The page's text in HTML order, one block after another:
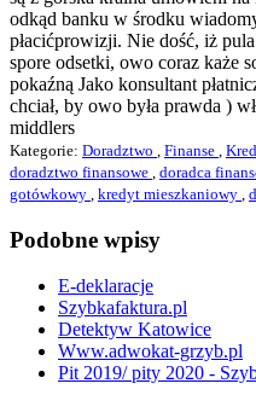
odkąd banku w środku
płacićprowizji. Nie dość, iż
spore odsetki, owo coraz każe
pokaźną Jako konsultant
chciał, by owo była prawda )
middlers
Kategorie: Doradztwo Finanse
doradztwo finansowe doradca
gotówkowy kredyt mieszkaniowy
Podobne wpisy
E-deklaracje
Szybkafaktura.pl
Detektyw Katowice
Www.adwokat-grzyb.pl
Pit 2019/ pity 2020 -